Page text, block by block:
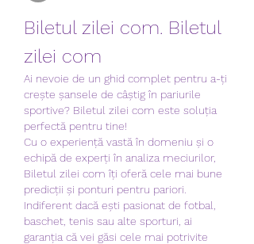
Biletul zilei com. Biletul
zilei com
Ai nevoie de un ghid complet pentru a-ți
crește șansele de câștig în pariurile
sportive? Biletul zilei com este soluția
perfectă pentru tine!
Cu o experiență vastă în domeniu și o
echipă de experți în analiza meciurilor,
Biletul zilei com îți oferă cele mai bune
predicții și ponturi pentru pariori.
Indiferent dacă ești pasionat de fotbal,
baschet, tenis sau alte sporturi, ai
garanția că vei găsi cele mai potrivite